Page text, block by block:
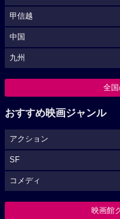
甲信越
中国
九州
全
おすすめ映画ジャンル
アクション
SF
コメディ
映画館